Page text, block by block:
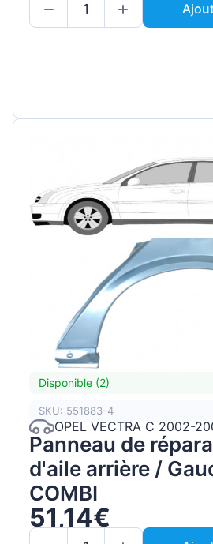
Disponible (2)
SKU: 551883-4
OPEL VECTRA C 2002-
Panneau de
d'aile arrière /
COMBI
51,14€